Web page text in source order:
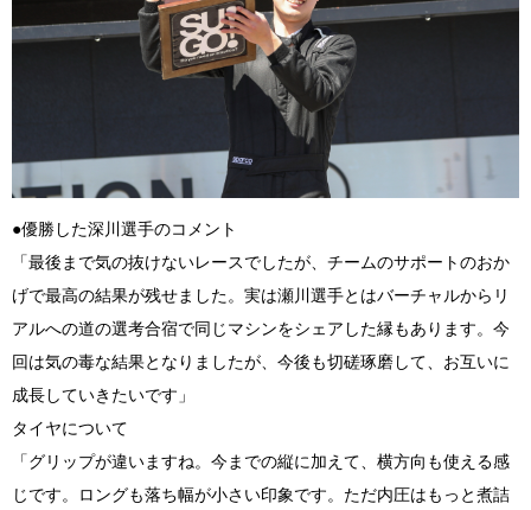
●優勝した深川選手のコメント
「最後まで気の抜けないレースでしたが、チームのサポートのおか
げで最高の結果が残せました。実は瀬川選手とはバーチャルからリ
アルへの道の選考合宿で同じマシンをシェアした縁もあります。今
回は気の毒な結果となりましたが、今後も切磋琢磨して、お互いに
成長していきたいです」
タイヤについて
「グリップが違いますね。今までの縦に加えて、横方向も使える感
じです。ロングも落ち幅が小さい印象です。ただ内圧はもっと煮詰